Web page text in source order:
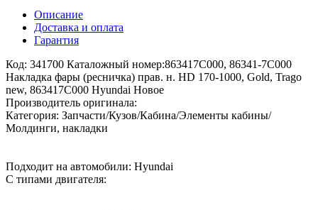
Описание
Доставка и оплата
Гарантия
Код: 341700 Каталожный номер:863417C000, 86341-7C000
Накладка фары (ресничка) прав. н. HD 170-1000, Gold, Trago
new, 863417C000 Hyundai Новое
Производитель оригинала:
Категория: Запчасти/Кузов/Кабина/Элементы кабины/
Молдинги, накладки
Подходит на автомобили: Hyundai
С типами двигателя: